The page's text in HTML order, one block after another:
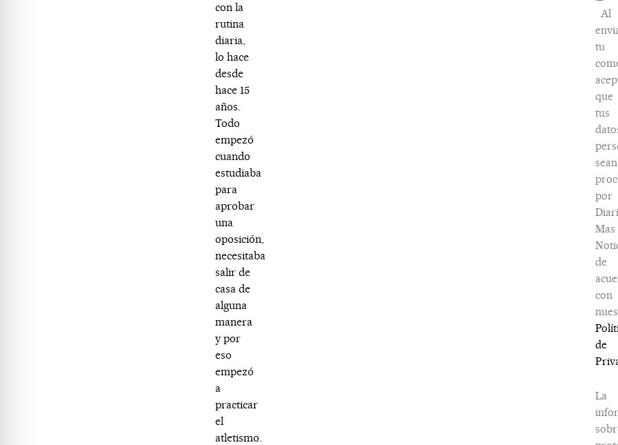
con la
rutina
diaria,
lo hace
desde
hace 15
años.
Todo
empezó
cuando
estudiaba
para
aprobar
una
oposición,
necesitaba
salir de
casa de
alguna
manera
y por
eso
empezó
a
practicar
el
atletismo.
Al
tu
que
tus
sean
por
Mas
de
con
de
La